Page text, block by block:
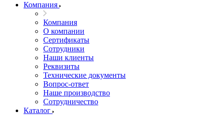
Компания
Компания
О компании
Сертификаты
Сотрудники
Наши клиенты
Реквизиты
Технические документы
Вопрос-ответ
Наше производство
Сотрудничество
Каталог